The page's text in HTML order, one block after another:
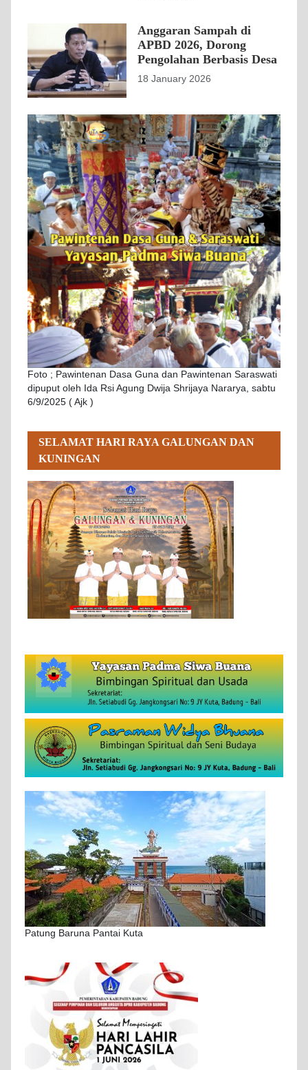
Anggaran Sampah di
APBD 2026, Dorong
Pengolahan Berbasis Desa
18 January 2026
Foto ; Pawintenan Dasa Guna dan Pawintenan Saraswati
dipuput oleh Ida Rsi Agung Dwija Shrijaya Nararya, sabtu
6/9/2025 ( Ajk )
SELAMAT HARI RAYA GALUNGAN DAN
KUNINGAN
Patung Baruna Pantai Kuta